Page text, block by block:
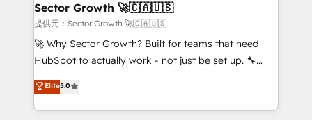
HubSpot.
Implementation Certified Partner and we contribute
to their advisory council. We strive to do 'good work
with good people' and have worked with incredible
brands. You can see some of them on our website,
Sector Growth 🚀🇨🇦🇺🇸
提供元：Sector Growth 🚀🇨🇦🇺🇸
🚀 Why Sector Growth? Built for teams that need
HubSpot to actually work - not just be set up. 🔧
HubSpot Experts: Onboarding, migrations,
automation, and training built for adoption. ⚡ Highly
Technical Execution: ERP, EMR and Custom
Elite5.0